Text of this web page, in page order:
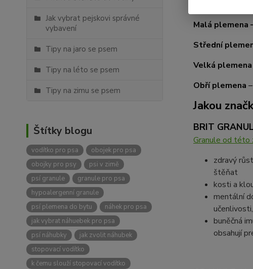
Jak vybrat pejskovi správné
vybavení
Tipy na jaro se psem
Tipy na léto se psem
Tipy na zimu se psem
Štítky blogu
vodítko pro psa
obojek pro psa
obojky pro psy
psi v zimě
psí granule
granule pro psa
hypoalergenní granule
psí plemena do bytu
náhek pro psa
jak vybrat náhuebek pro psa
psí náhubky
jak zvolit náhubek
stopovací vodítko
k čemu slouží stopovací vodítko
Kolikátý měsíc
Malá plemena
Střední
Velká plemena
Obří plemena
Jakou
BRIT
Granule od této
zdravý
štěňat
kosti a
mentální
buněčná
obsahují